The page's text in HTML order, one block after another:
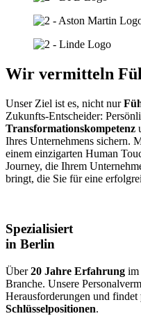
Wir vermitteln
Unser Ziel ist es, nicht nur
Zukunfts-Entscheider:
Transformationskompetenz
Ihres Unternehmens sichern.
einem einzigarten Human
Journey, die Ihrem
bringt, die Sie für eine
Spezialisiert
in Berlin
Über20 Jahre Erfahrung im
Branche. Unsere
Herausforderungen und findet
Schlüsselpositionen.